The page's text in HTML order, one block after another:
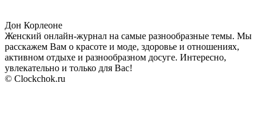
Дон Корлеоне
Женский онлайн-журнал на самые разнообразные темы. Мы
расскажем Вам о красоте и моде, здоровье и отношениях,
активном отдыхе и разнообразном досуге. Интересно,
увлекательно и только для Вас!
© Clockchok.ru